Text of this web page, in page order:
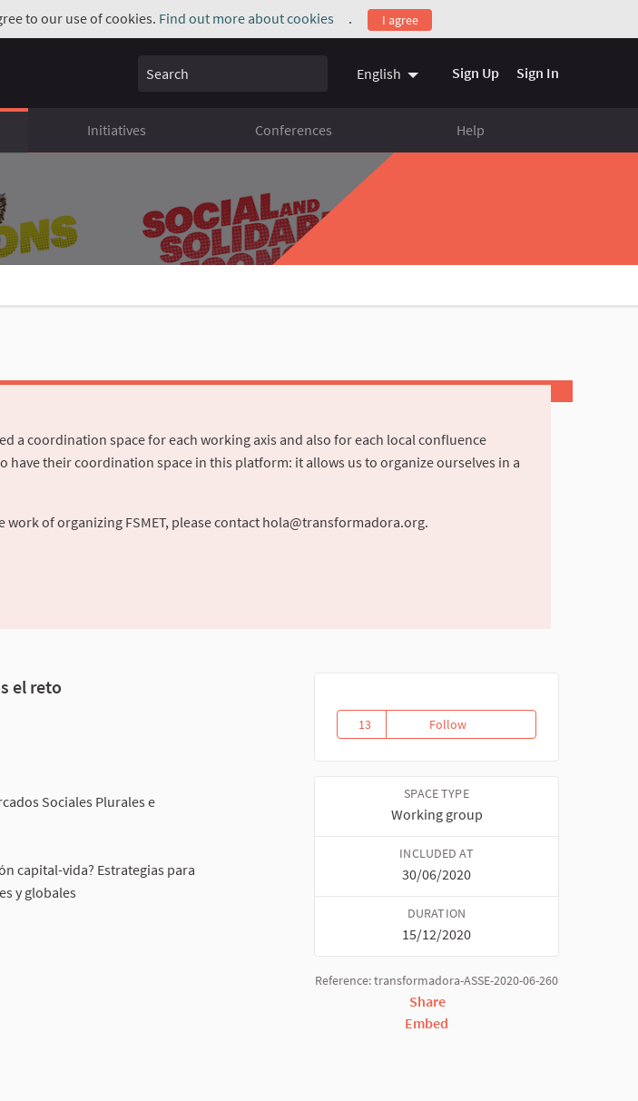
to our use of cookies. Find out more about cookies
(External link)
. I agree
Search English Sign Up Sign In
Initiatives Conferences Help
a coordination space for each working axis and also for each local confluence
have their coordination space in this platform: it allows us to organize ourselves in a
of organizing FSMET, please contacthola@transformadora.org.
el reto
Sociales Plurales e
capital-vida? Estrategias para
y globales
13
13 followers
FollowAceptamos el reto!
SPACE TYPE
Working group
INCLUDED AT
30/06/2020
DURATION
15/12/2020
Reference: transformadora-ASSE-2020-06-260
Share
Embed